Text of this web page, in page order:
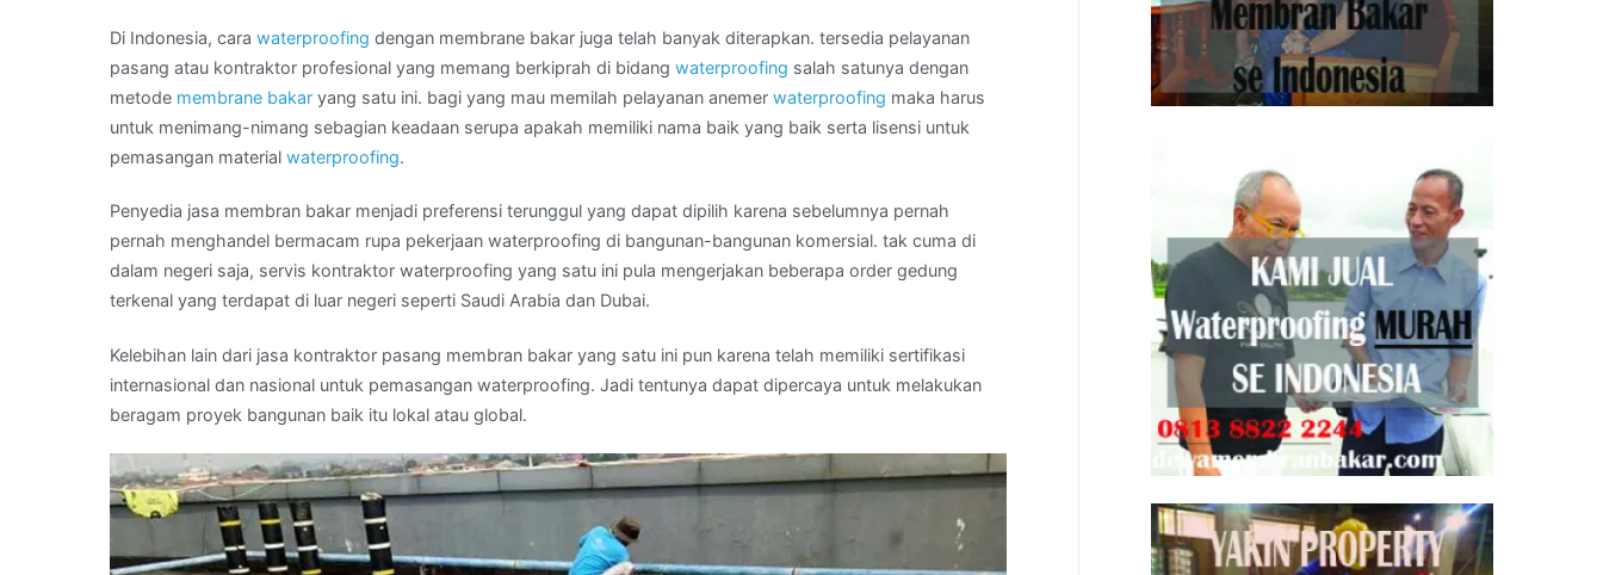
membran
waterproofing
di
Kota
SULAWESI
Di Indonesia, cara waterproofing dengan membrane bakar juga telah banyak diterapkan. tersedia pelayanan
pasang atau kontraktor profesional yang memang berkiprah di bidang waterproofing salah satunya dengan
metode membrane bakar yang satu ini. bagi yang mau memilah pelayanan anemer waterproofing maka harus
untuk menimang-nimang sebagian keadaan serupa apakah memiliki nama baik yang baik serta lisensi untuk
pemasangan material waterproofing.
Penyedia jasa membran bakar menjadi preferensi terunggul yang dapat dipilih karena sebelumnya pernah
pernah menghandel bermacam rupa pekerjaan waterproofing di bangunan-bangunan komersial. tak cuma di
dalam negeri saja, servis kontraktor waterproofing yang satu ini pula mengerjakan beberapa order gedung
terkenal yang terdapat di luar negeri seperti Saudi Arabia dan Dubai.
Kelebihan lain dari jasa kontraktor pasang membran bakar yang satu ini pun karena telah memiliki sertifikasi
internasional dan nasional untuk pemasangan waterproofing. Jadi tentunya dapat dipercaya untuk melakukan
beragam proyek bangunan baik itu lokal atau global.